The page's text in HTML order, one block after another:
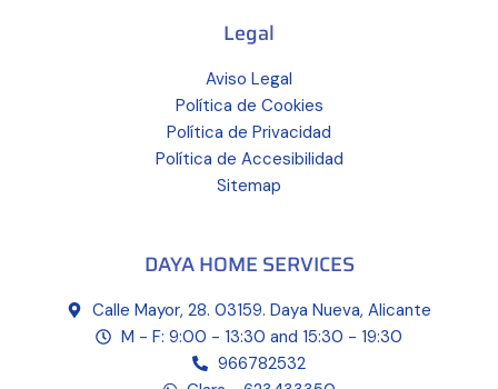
Legal
Aviso Legal
Política de Cookies
Política de Privacidad
Política de Accesibilidad
Sitemap
DAYA HOME SERVICES
Calle Mayor, 28. 03159. Daya Nueva, Alicante
M - F: 9:00 - 13:30 and 15:30 - 19:30
966782532